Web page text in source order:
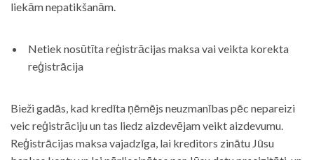
liekām nepatikšanām.
Netiek nosūtīta reģistrācijas maksa vai veikta korekta
reģistrācija
Bieži gadās, kad kredīta ņēmējs neuzmanības pēc nepareizi
veic reģistrāciju un tas liedz aizdevējam veikt aizdevumu.
Reģistrācijas maksa vajadzīga, lai kreditors zinātu Jūsu